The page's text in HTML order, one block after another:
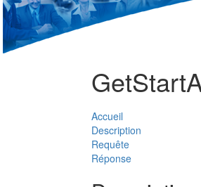
Accueil
Description
Requête
Réponse